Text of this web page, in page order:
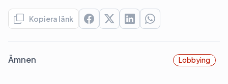
Kopiera länk
Ämnen Lobbying